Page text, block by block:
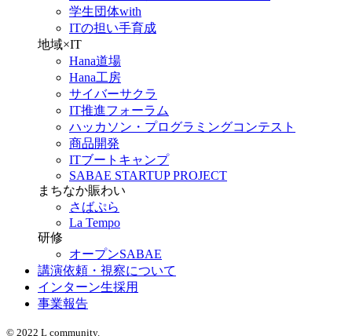
学生団体with
ITの担い手育成
地域×IT
Hana道場
Hana工房
サイバーサクラ
IT推進フォーラム
ハッカソン・プログラミングコンテスト
商品開発
ITブートキャンプ
SABAE STARTUP PROJECT
まちなか賑わい
さばぷら
La Tempo
研修
オープンSABAE
講演依頼・視察について
インターン生採用
事業報告
© 2022 L community.